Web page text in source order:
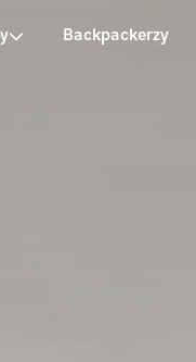
Backpackerzy